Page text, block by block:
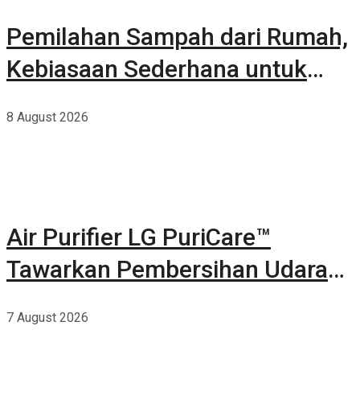
Pemilahan Sampah dari Rumah,
Kebiasaan Sederhana untuk
8 August 2026
Air Purifier LG PuriCare™
Tawarkan Pembersihan Udara
7 August 2026